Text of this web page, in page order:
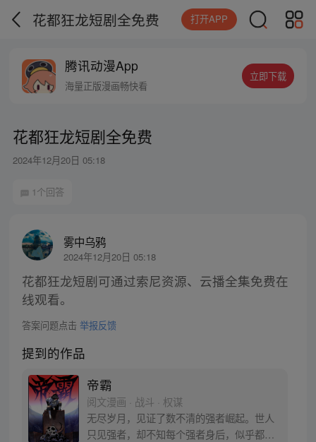
花都狂龙短剧全免费 打开APP
腾讯动漫App
海量正版漫画畅快看
立即下载
花都狂龙短剧全免费
2024年12月20日 05:18
1个回答
雾中乌鸦
2024年12月20日 05:18
花都狂龙短剧可通过索尼资源、云播全集免费在
线观看。
答案问题点击 举报反馈
提到的作品
帝霸
阅文漫画 · 战斗 · 权谋
无尽岁月，见证了数不清的强者崛起。世人
只见强者，却不知每个强者身后，似乎都跟